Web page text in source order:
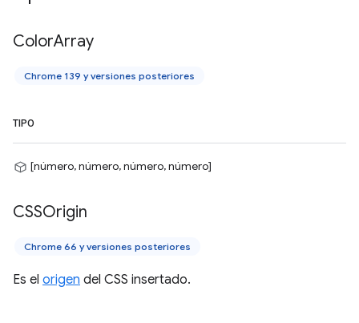
ColorArray
Chrome 139 y versiones posteriores
TIPO
[número, número, número, número]
CSSOrigin
Chrome 66 y versiones posteriores
Es el origen del CSS insertado.